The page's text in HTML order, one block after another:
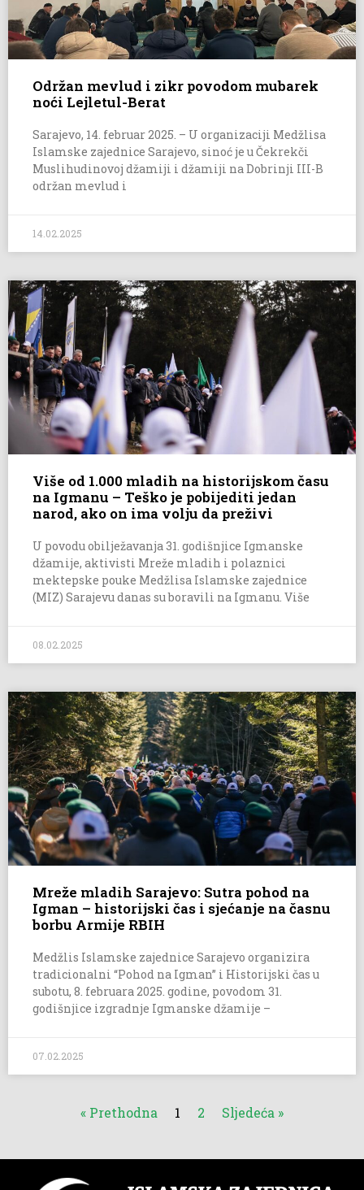
Održan mevlud i zikr povodom mubarek
noći Lejletul-Berat
Sarajevo, 14. februar 2025. – U organizaciji Medžlisa
Islamske zajednice Sarajevo, sinoć je u Čekrekči
Muslihudinovoj džamiji i džamiji na Dobrinji III-B
održan mevlud i
14.02.2025
Više od 1.000 mladih na historijskom času
na Igmanu – Teško je pobijediti jedan
narod, ako on ima volju da preživi
U povodu obilježavanja 31. godišnjice Igmanske
džamije, aktivisti Mreže mladih i polaznici
mektepske pouke Medžlisa Islamske zajednice
(MIZ) Sarajevu danas su boravili na Igmanu. Više
08.02.2025
Mreže mladih Sarajevo: Sutra pohod na
Igman – historijski čas i sjećanje na časnu
borbu Armije RBIH
Medžlis Islamske zajednice Sarajevo organizira
tradicionalni “Pohod na Igman” i Historijski čas u
subotu, 8. februara 2025. godine, povodom 31.
godišnjice izgradnje Igmanske džamije –
07.02.2025
« Prethodna 1 2 Sljedeća »